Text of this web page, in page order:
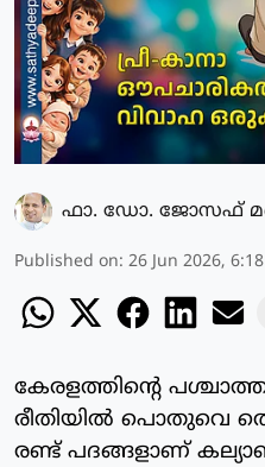
ഫാ. ഡോ. ജോസഫ്
Published on: 26 Jun 2026,
കേരളത്തിന്റെ
രീതിയിൽ പൊതുവെ
രണ്ട് പദങ്ങളാണ്